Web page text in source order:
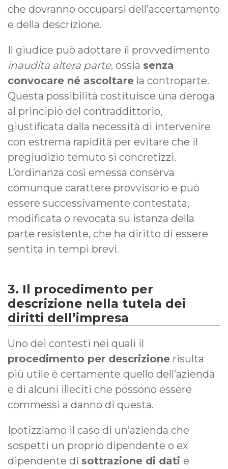
che dovranno occuparsi dell’accertamento
e della descrizione.
Il giudice può adottare il provvedimento
inaudita altera parte, ossia senza
convocare né ascoltare la controparte.
Questa possibilità costituisce una deroga
al principio del contraddittorio,
giustificata dalla necessità di intervenire
con estrema rapidità per evitare che il
pregiudizio temuto si concretizzi.
L’ordinanza così emessa conserva
comunque carattere provvisorio e può
essere successivamente contestata,
modificata o revocata su istanza della
parte resistente, che ha diritto di essere
sentita in tempi brevi.
3. Il procedimento per
descrizione nella tutela dei
diritti dell’impresa
Uno dei contesti nei quali il
procedimento per descrizione risulta
più utile è certamente quello dell’azienda
e di alcuni illeciti che possono essere
commessi a danno di questa.
Ipotizziamo il caso di un’azienda che
sospetti un proprio dipendente o ex
dipendente di sottrazione di dati e